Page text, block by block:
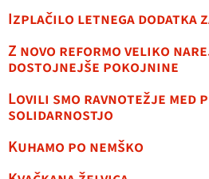
Izplačilo letnega dodatka
Z novo reformo veliko
dostojnejše pokojnine
Lovili smo ravnotežje med
solidarnostjo
Kuhamo po nemško